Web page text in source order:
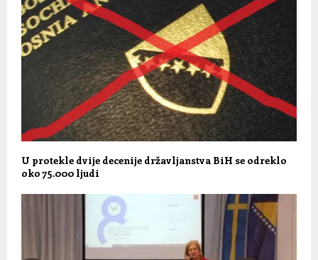
U protekle dvije decenije državljanstva BiH se odreklo
oko 75.000 ljudi